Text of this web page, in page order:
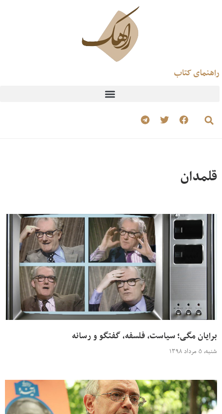
راهنمای کتاب
قلمدان
برایان مگی؛ سیاست، فلسفه، گفتگو و رسانه
شنبه، ۵ مرداد ۱۳۹۸